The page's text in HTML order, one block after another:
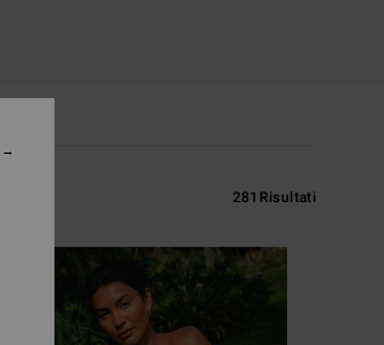
281 Risultati